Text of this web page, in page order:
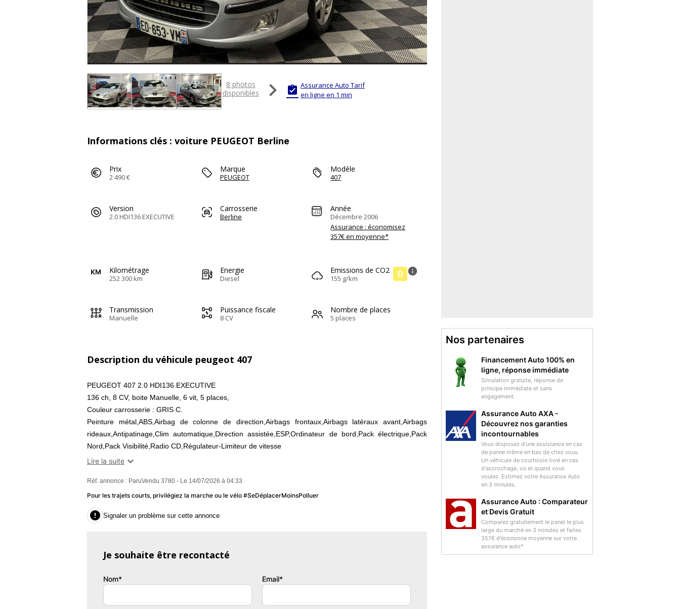
8 photos
disponibles
  Assurance Auto Tarif
en ligne en 1 min
Informations clés : voiture PEUGEOT Berline
Prix
2 490 €
Marque
PEUGEOT
Modèle
407
Version
2.0 HDI136 EXECUTIVE
Carrosserie
Berline
Année
Décembre 2006
Assurance : économisez
357€ en moyenne*
Kilométrage
252 300 km
Energie
Diesel
Emissions de CO2
155 g/km D info
Transmission
Manuelle
Puissance fiscale
8 CV
Nombre de places
5 places
Description du véhicule peugeot 407
PEUGEOT 407 2.0 HDI136 EXECUTIVE
136 ch, 8 CV, boite Manuelle, 6 vit, 5 places,
Couleur carrosserie : GRIS C.
Peinture métal,ABS,Airbag de colonne de direction,Airbags frontaux,Airbags latéraux avant,Airbags
rideaux,Antipatinage,Clim automatique,Direction assistée,ESP,Ordinateur de bord,Pack électrique,Pack
Nord,Pack Visibilité,Radio CD,Régulateur-Limiteur de vitesse
Garantie : SANS GARANTIE
GRIS C
Puissance réelle
136
Lire la suite 
Réf. annonce : ParuVendu 3780 - Le 14/07/2026 à 04:33
Pour les trajets courts, privilégiez la marche ou le vélo #SeDéplacerMoinsPolluer
 Signaler un problème sur cette annonce
Je souhaite être recontacté
Nom* Email*
Nos partenaires
Financement Auto 100% en
ligne, réponse immédiate
Simulation gratuite, réponse de
principe immédiate et sans
engagement.
Assurance Auto AXA -
Découvrez nos garanties
incontournables
Vous disposez d'une assistance en cas
de panne même en bas de chez vous.
Un véhicule de courtoisie livré en cas
d'accrochage, où et quand vous
voulez. Estimez votre Assurance Auto
en 3 minutes.
Assurance Auto : Comparateur
et Devis Gratuit
Comparez gratuitement le panel le plus
large du marché en 3 minutes et faites
357€ d'économie moyenne sur votre
assurance auto*